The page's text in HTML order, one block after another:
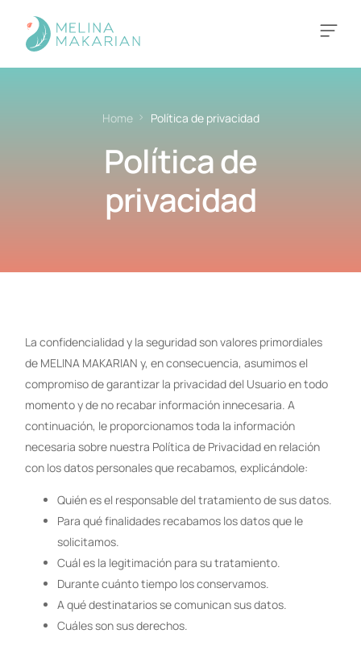
Home Política de privacidad
Política de
privacidad
La confidencialidad y la seguridad son valores primordiales
de MELINA MAKARIAN y, en consecuencia, asumimos el
compromiso de garantizar la privacidad del Usuario en todo
momento y de no recabar información innecesaria. A
continuación, le proporcionamos toda la información
necesaria sobre nuestra Política de Privacidad en relación
con los datos personales que recabamos, explicándole:
Quién es el responsable del tratamiento de sus datos.
Para qué finalidades recabamos los datos que le
solicitamos.
Cuál es la legitimación para su tratamiento.
Durante cuánto tiempo los conservamos.
A qué destinatarios se comunican sus datos.
Cuáles son sus derechos.